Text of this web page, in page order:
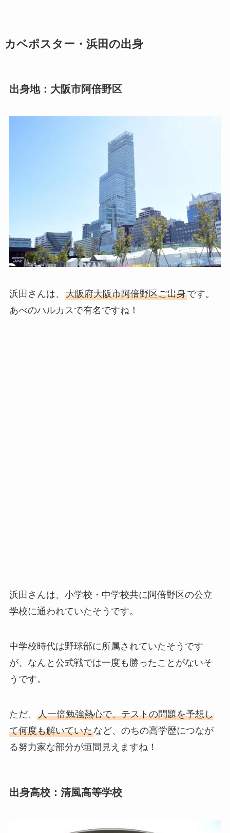
カベポスター・浜田の出身
出身地：大阪市阿倍野区
浜田さんは、 大阪府大阪市阿倍野区ご出身です。
あべのハルカスで有名ですね！
浜田さんは、小学校・中学校共に阿倍野区の公立
学校に通われていたそうです。
中学校時代は野球部に所属されていたそうです
が、なんと公式戦では一度も勝ったことがないそ
うです。
ただ、 人一倍勉強熱心で、テストの問題を予想し
て何度も解いていたなど、のちの高学歴につなが
る努力家な部分が垣間見えますね！
出身高校：清風高等学校